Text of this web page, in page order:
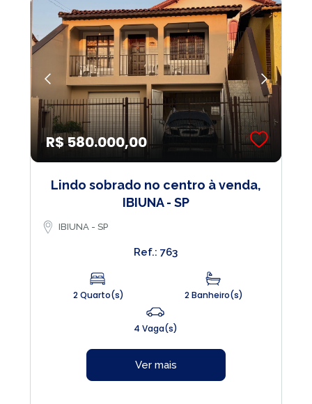
R$ 580.000,00
Lindo sobrado no centro à venda,
IBIUNA - SP
IBIUNA - SP
Ref.: 763
2 Quarto(s) 2 Banheiro(s)
4 Vaga(s)
Ver mais